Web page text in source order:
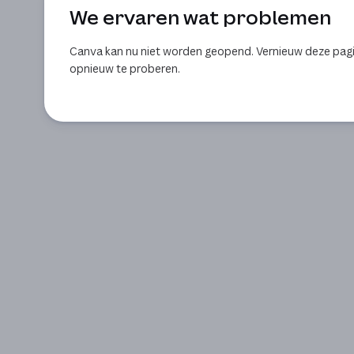
We ervaren wat problemen
Canva kan nu niet worden geopend. Vernieuw deze
opnieuw te proberen.